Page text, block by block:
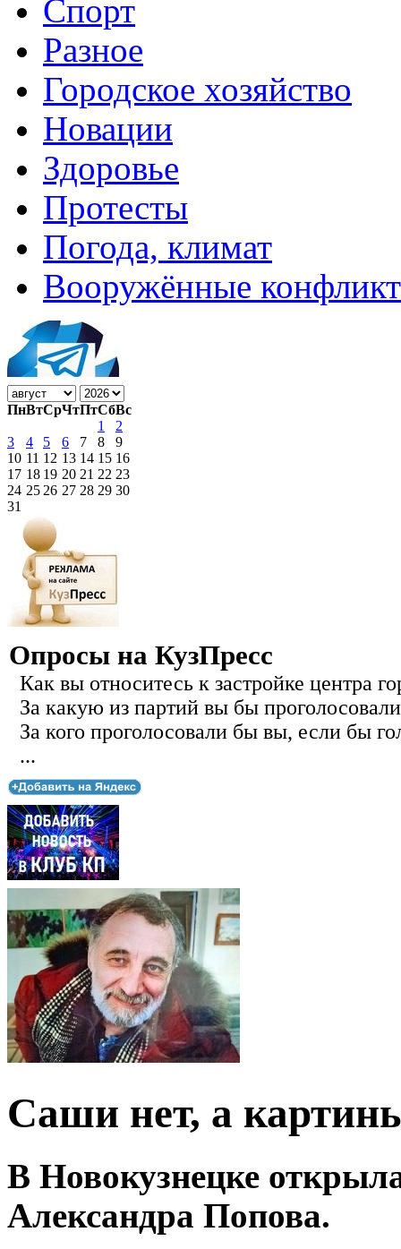
Спорт
Разное
Городское хозяйство
Новации
Здоровье
Протесты
Погода, климат
Вооружённые
ПнВтСрЧтПтСбВс
1
2
3
4 5 6 7 8
9
10 11 12 13 14 15 16
17 18 19 20 21 22 23
24 25 26 27 28 29 30
31
Опросы на КузПресс
Как вы относитесь к застройке центра
За какую из партий вы бы
За кого проголосовали бы вы, если бы
...
Саши нет, а
В Новокузнецке
Александра Попова.